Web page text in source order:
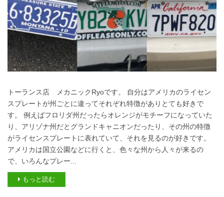
トーランス店 メカニックRyoです。 自分はアメリカのライセン
スプレートが州ごとに違ってそれぞれ特徴がありとても好きで
す。 例えばフロリダ州だったらオレンジがモチーフになっていた
り、アリゾナ州だとグランドキャニオンだったり、その州の特徴
がライセンスプレートに表れていて、それを見るのが好きです。
アメリカは国立公園などに行くと、色々な州から人々が来るの
で、いろんなプレー...
もっと読む